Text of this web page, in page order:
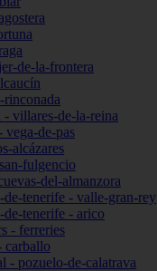
de-la-frontera
- villares-de-la-reina
vega-de-pas
alcázares
fulgencio
del-almanzora
de-tenerife - valle-gran-rey
de-tenerife - arico
- ferreries
carballo
- pozuelo-de-calatrava